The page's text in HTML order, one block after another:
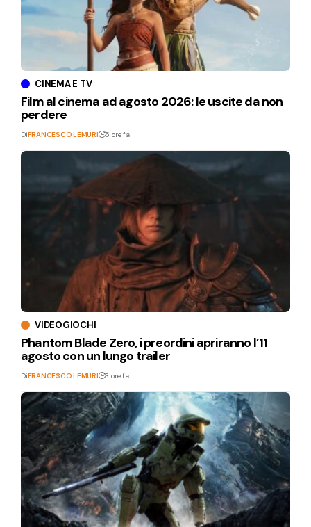
CINEMA E TV
Film al cinema ad agosto 2026: le uscite da non
perdere
DiFRANCESCO LEMURI 5 ore fa
VIDEOGIOCHI
Phantom Blade Zero, i preordini apriranno l’11
agosto con un lungo trailer
DiFRANCESCO LEMURI 3 ore fa